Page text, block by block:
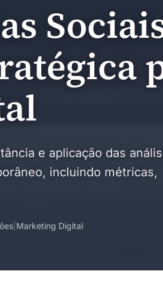
e aplicação das
incluindo métricas,
Marketing Digital